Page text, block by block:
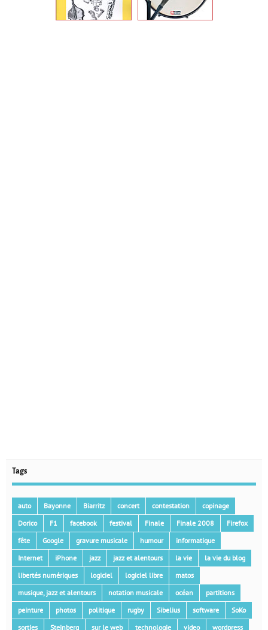
Tags
auto Bayonne Biarritz concert contestation
copinage
Dorico
F1 facebook festival Finale Finale 2008
Firefox
fête
Google gravure musicale humour
informatique
Internet
iPhone jazz jazz et alentours la vie
la vie du blog
libertés numériques
logiciel logiciel libre
matos
musique, jazz et alentours
notation musicale océan
partitions
peinture
photos politique rugby Sibelius software
SoKo
sorties
Steinberg sur le web technologie video wordpress